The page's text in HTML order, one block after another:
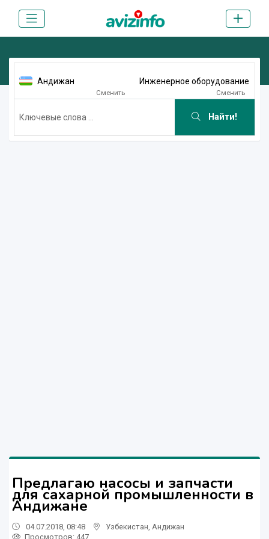
Андижан
Сменить
Инженерное оборудование
Сменить
Найти!
Предлагаю насосы и запчасти
для сахарной промышленности в
Андижане
04.07.2018, 08:48 Узбекистан Андижан
Просмотров: 447